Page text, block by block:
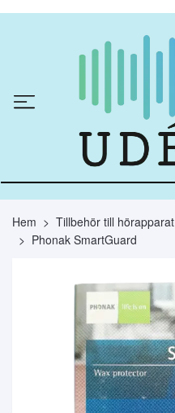
Hem Tillbehör till hörapparat
Phonak SmartGuard